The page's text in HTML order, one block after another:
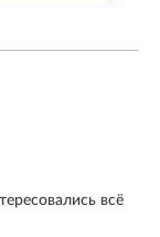
всё